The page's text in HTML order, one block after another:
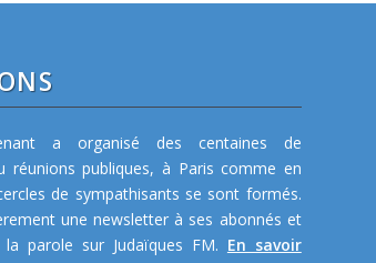
a organisé des centaines de
réunions publiques, à Paris comme en
de sympathisants se sont formés.
une newsletter à ses abonnés et
parole sur Judaïques FM. En savoir